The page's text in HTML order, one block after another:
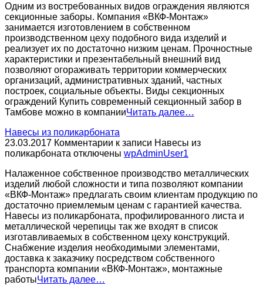
Одним из востребованных видов ограждения являются
секционные заборы. Компания «ВКФ-Монтаж»
занимается изготовлением в собственном
производственном цеху подобного вида изделий и
реализует их по достаточно низким ценам. Прочностные
характеристики и презентабельный внешний вид
позволяют огораживать территории коммерческих
организаций, административных зданий, частных
построек, социальные объекты. Виды секционных
ограждений Купить современный секционный забор в
Тамбове можно в компанииЧитать далее…
Навесы из поликарбоната
23.03.2017 Комментарии к записи Навесы из
поликарбоната отключены wpAdminUser1
Налаженное собственное производство металлических
изделий любой сложности и типа позволяют компании
«ВКФ-Монтаж» предлагать своим клиентам продукцию по
достаточно приемлемым ценам с гарантией качества.
Навесы из поликарбоната, профилированного листа и
металлической черепицы так же входят в список
изготавливаемых в собственном цеху конструкций.
Снабжение изделия необходимыми элементами,
доставка к заказчику посредством собственного
транспорта компании «ВКФ-Монтаж», монтажные
работыЧитать далее…